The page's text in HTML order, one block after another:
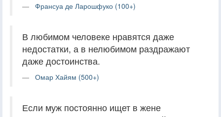
Франсуа де Ларошфуко (100+)
В любимом человеке нравятся даже
недостатки, а в нелюбимом раздражают
даже достоинства.
Омар Хайям (500+)
Если муж постоянно ищет в жене